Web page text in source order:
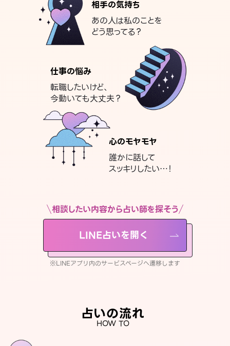
相手の気持ち
あの人は私のことを
どう思ってる？
仕事の悩み
転職したいけど、
今動いても大丈夫？
心のモヤモヤ
誰かに話して
スッキリしたい…！
相談したい内容から占い師を探そう
LINE占いを開く
※LINEアプリ内のサービスページへ遷移します
占いの流れ
HOW TO